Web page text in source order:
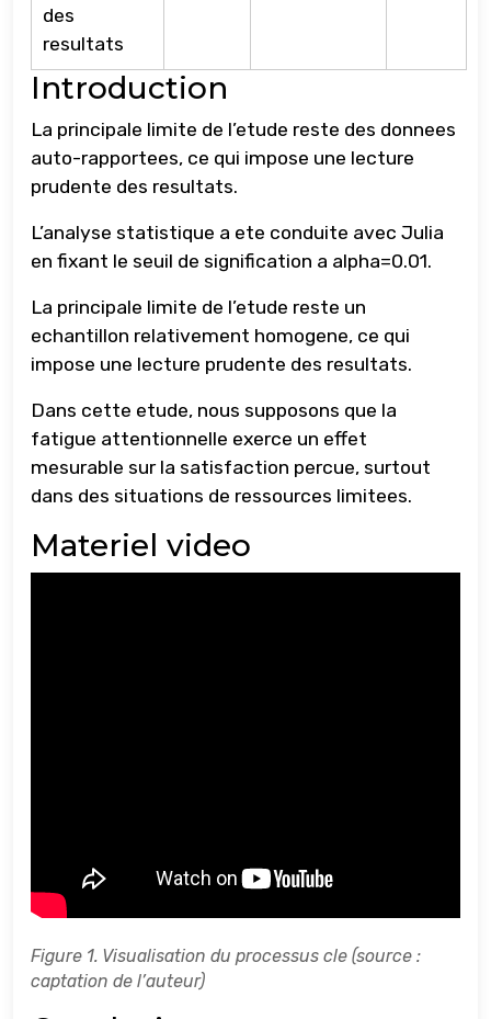
des
resultats
Introduction
La principale limite de l’etude reste des donnees
auto-rapportees, ce qui impose une lecture
prudente des resultats.
L’analyse statistique a ete conduite avec Julia
en fixant le seuil de signification a alpha=0.01.
La principale limite de l’etude reste un
echantillon relativement homogene, ce qui
impose une lecture prudente des resultats.
Dans cette etude, nous supposons que la
fatigue attentionnelle exerce un effet
mesurable sur la satisfaction percue, surtout
dans des situations de ressources limitees.
Materiel video
Figure 1. Visualisation du processus cle (source :
captation de l’auteur)